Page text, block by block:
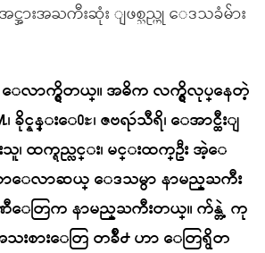
င္အားအႀကီးဆုံး ျဖစ္သည္ဟု ေဒသခံမ်ား
လာက္ရွိတယ္။ အဓိက လက္ရွိလုပ္ေနတဲ့
ခိုင္နန္းေ႐ႊ၊ ဇဗၺဴသီရိ၊ ေအာင္ထီးျ
သူ၊ ထက္ရည္လင္း၊ မင္းထက္ဦး အဲ့ေ
လာဆယ္ ေဒသမွာ နာမည္ႀကီး
တြက နာမည္ႀကီးတယ္။ က်န္တဲ့ ကု
စားေတြ တခ်ိဳ႕ ဟာ ေတြရွိတ